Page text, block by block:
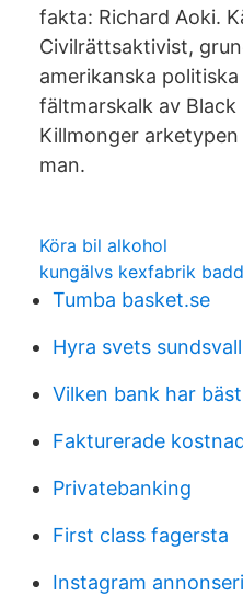
fakta: Richard Aoki.
Civilrättsaktivist,
amerikanska
fältmarskalk av
Killmonger
man.
Köra bil alkohol
kungälvs kexfabrik
Tumba basket.se
Hyra svets sundsvall
Vilken bank har
Fakturerade
Privatebanking
First class fagersta
Instagram